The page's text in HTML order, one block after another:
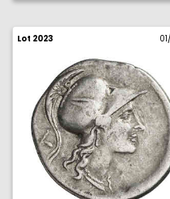
Lot 2023